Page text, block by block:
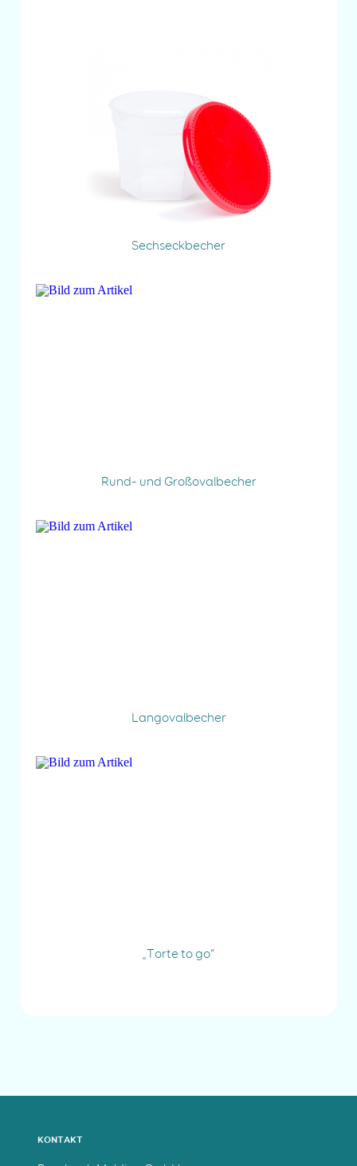
Sechseckbecher
Rund- und Großovalbecher
Langovalbecher
„Torte to go“
KONTAKT